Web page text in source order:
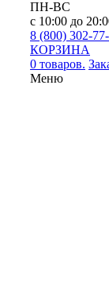
ПН-ВС
с 10:00 до
8 (800) 302-
КОРЗИНА
0 товаров.
Меню